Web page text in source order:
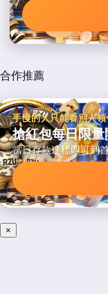
合作推薦
手慢的人只能看別人領
搶紅包每日限量
當日存款達標即可到
×